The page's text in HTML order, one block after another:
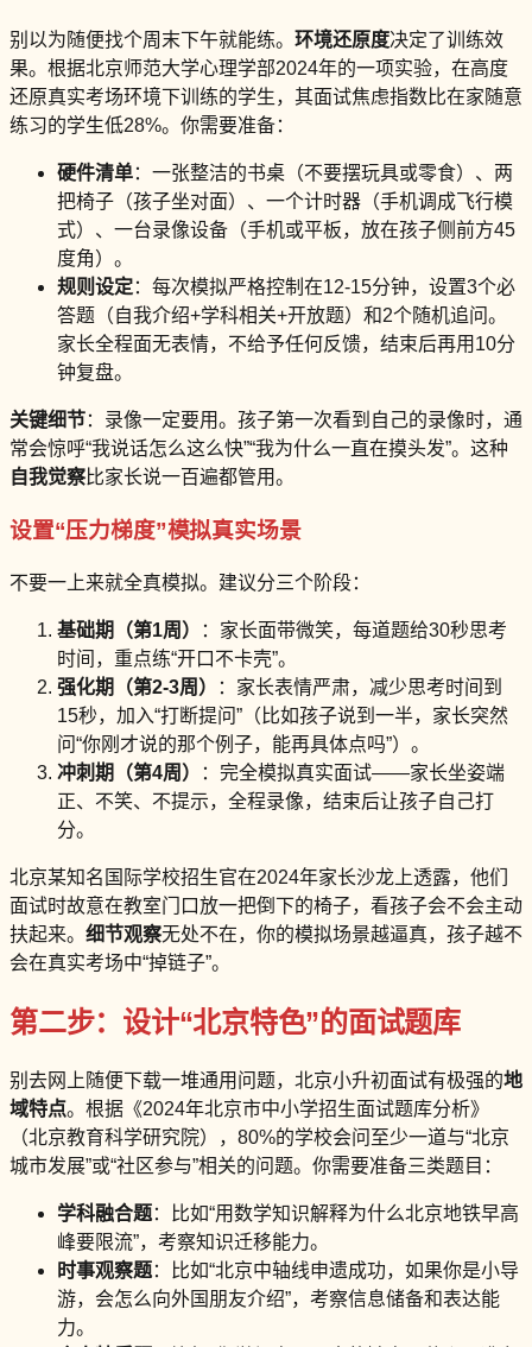
别以为随便找个周末下午就能练。 环境还原度决定了训练效
果。根据北京师范大学心理学部2024年的一项实验，在高度
还原真实考场环境下训练的学生，其面试焦虑指数比在家随意
练习的学生低28%。你需要准备：
硬件清单：一张整洁的书桌（不要摆玩具或零食）、两
把椅子（孩子坐对面）、一个计时器（手机调成飞行模
式）、一台录像设备（手机或平板，放在孩子侧前方45
度角）。
规则设定：每次模拟严格控制在12-15分钟，设置3个必
答题（自我介绍+学科相关+开放题）和2个随机追问。
家长全程面无表情，不给予任何反馈，结束后再用10分
钟复盘。
关键细节：录像一定要用。孩子第一次看到自己的录像时，通
常会惊呼“我说话怎么这么快”“我为什么一直在摸头发”。这种
自我觉察比家长说一百遍都管用。
设置“压力梯度”模拟真实场景
不要一上来就全真模拟。建议分三个阶段：
基础期（第1周）
：家长面带微笑，每道题给30秒思考
时间，重点练“开口不卡壳”。
强化期（第2-3周）
：家长表情严肃，减少思考时间到
15秒，加入“打断提问”（比如孩子说到一半，家长突然
问“你刚才说的那个例子，能再具体点吗”）。
冲刺期（第4周）
：完全模拟真实面试——家长坐姿端
正、不笑、不提示，全程录像，结束后让孩子自己打
分。
北京某知名国际学校招生官在2024年家长沙龙上透露，他们
面试时故意在教室门口放一把倒下的椅子，看孩子会不会主动
扶起来。 细节观察无处不在，你的模拟场景越逼真，孩子越不
会在真实考场中“掉链子”。
第二步：设计“北京特色”的面试题库
别去网上随便下载一堆通用问题，北京小升初面试有极强的地
域特点。根据《2024年北京市中小学招生面试题库分析》
（北京教育科学研究院），80%的学校会问至少一道与“北京
城市发展”或“社区参与”相关的问题。你需要准备三类题目：
学科融合题：比如“用数学知识解释为什么北京地铁早高
峰要限流”，考察知识迁移能力。
时事观察题：比如“北京中轴线申遗成功，如果你是小导
游，会怎么向外国朋友介绍”，考察信息储备和表达能
力。